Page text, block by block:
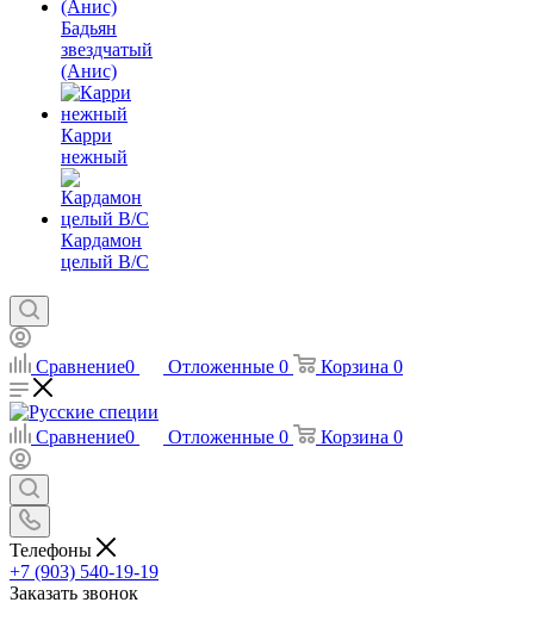
Бадьян
звездчатый
(Анис)
Карри
нежный
Кардамон
целый В/С
Сравнение0 Отложенные 0 Корзина 0
Сравнение0 Отложенные 0 Корзина 0
Телефоны
+7 (903) 540-19-19
Заказать звонок